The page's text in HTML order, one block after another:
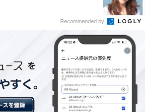
11位までの全ランキング結果を見
る！
Recommended by